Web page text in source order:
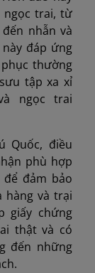
ngọc trai, từ
nhẫn và
đáp ứng
thường
tập xa xỉ
ngọc trai
Quốc, điều
phù hợp
đảm bảo
hàng và trại
giấy chứng
thật và có
đến những